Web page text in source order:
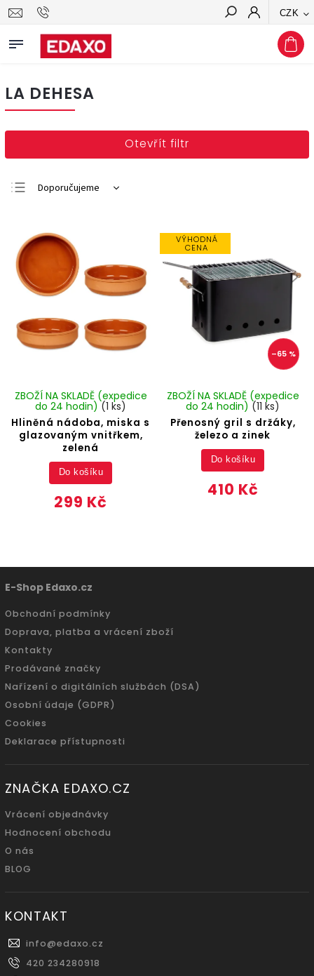
CZK
Hledat
LA DEHESA
Otevřít filtr
Doporučujeme
Nejdražší
Nejprodávanější
Abecedně
Hliněná nádoba, miska s
glazovaným vnitřkem,
zelená
ZBOŽÍ NA SKLADĚ (expedice
do 24 hodin)(1 ks)
299 Kč
Do košíku
VÝHODNÁ
CENA
–65 %
Přenosný gril s držáky,
železo a zinek
ZBOŽÍ NA SKLADĚ (expedice
do 24 hodin) (11 ks)
410 Kč
Do košíku
E-Shop Edaxo.cz
Obchodní podmínky
Doprava, platba a vrácení zboží
Kontakty
Prodávané značky
Nařízení o digitálních službách (DSA)
Osobní údaje (GDPR)
Cookies
Deklarace přístupnosti
ZNAČKA EDAXO.CZ
Vrácení objednávky
Hodnocení obchodu
O nás
BLOG
KONTAKT
info@edaxo.cz
420 234280918